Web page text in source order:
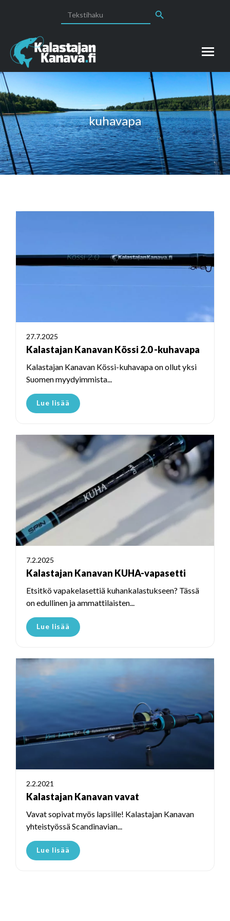
for:
kuhavapa
27.7.2025
Kalastajan Kanavan Kössi 2.0 -kuhavapa
Kalastajan Kanavan Kössi-kuhavapa on ollut yksi
Suomen myydyimmista...
Lue lisää
7.2.2025
Kalastajan Kanavan KUHA-vapasetti
Etsitkö vapakelasettiä kuhankalastukseen? Tässä
on edullinen ja ammattilaisten...
Lue lisää
2.2.2021
Kalastajan Kanavan vavat
Vavat sopivat myös lapsille! Kalastajan Kanavan
yhteistyössä Scandinavian...
Lue lisää